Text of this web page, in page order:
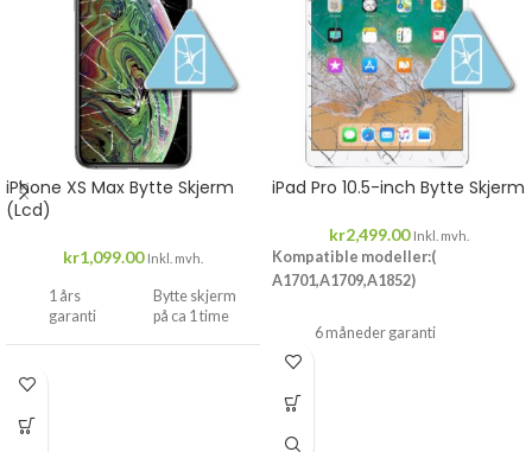
iPhone XS Max Bytte Skjerm
(Lcd)
kr1,099.00 Inkl. mvh.
1 års
garanti
Bytte skjerm
på ca 1 time
iPad Pro 10.5-inch Bytte Skjerm
kr2,499.00 Inkl. mvh.
Kompatible modeller:(
A1701,A1709,A1852)
6 måneder garanti